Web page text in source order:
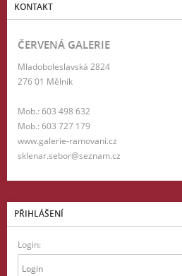
KONTAKT
ČERVENÁ GALERIE
Mladoboleslavská 2824
276 01 Mělník
Mob.: 603 498 632
Mob.: 603 727 179
www.galerie-ramovani.cz
sklenar.sebor@seznam.cz
PŘIHLÁŠENÍ
Login: